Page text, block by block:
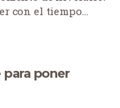
con el tiempo
naturales.
poner